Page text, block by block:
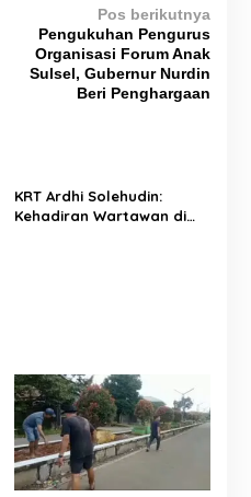
Pos berikutnya
Pengukuhan Pengurus
Organisasi Forum Anak
Sulsel, Gubernur Nurdin
Beri Penghargaan
KRT Ardhi Solehudin:
Kehadiran Wartawan di